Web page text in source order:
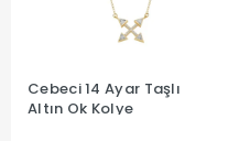
Cebeci 14 Ayar Taşlı
Altın Ok Kolye